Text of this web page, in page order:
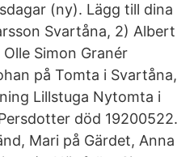
(ny). Lägg till dina
Svartåna, 2) Albert
Simon Granér
på Tomta i Svartåna,
Lillstuga Nytomta i
död 19200522.
Mari på Gärdet, Anna